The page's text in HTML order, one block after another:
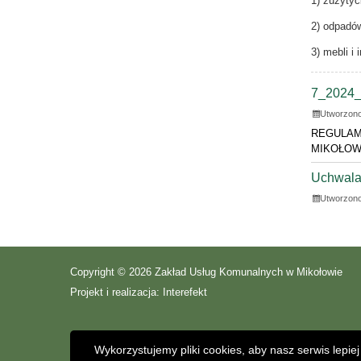
Wykorzystujemy pliki cookies, aby nasz serwis
2)
3) mebli i
Copyright © 2026 Zakład Usług Komunalnych w Mikołowie
Projekt i realizacja:
Interefekt